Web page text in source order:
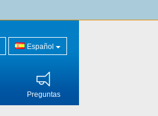
Español
Preguntas